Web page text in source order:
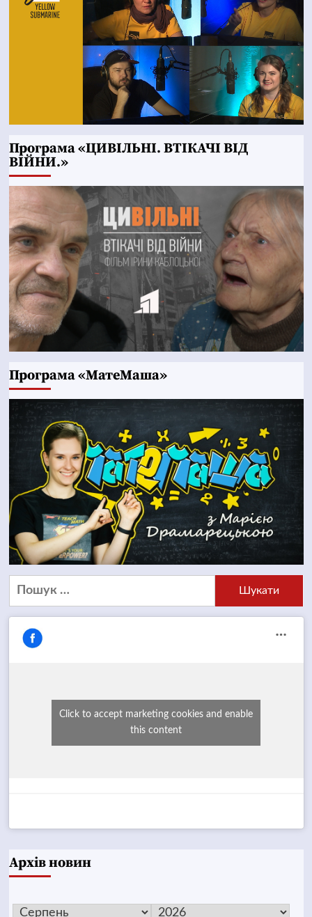
Програма «ЦИВІЛЬНІ. ВТІКАЧІ ВІД
ВІЙНИ.»
Програма «МатеМаша»
Пошук:
Click to accept marketing cookies and enable
this content
Архів новин